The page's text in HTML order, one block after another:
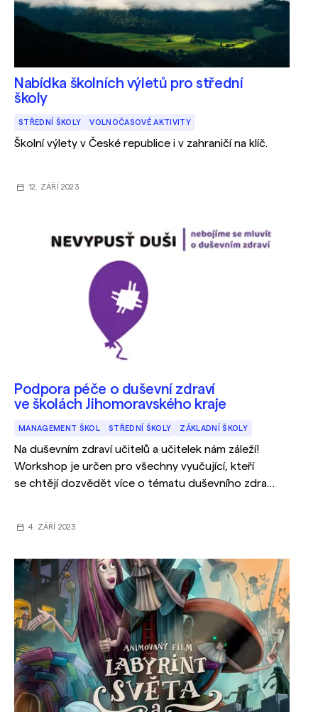
Nabídka školních výletů pro střední
školy
STŘEDNÍ ŠKOLY VOLNOČASOVÉ AKTIVITY
Školní výlety v České republice i v zahraničí na klíč.
12. ZÁŘÍ 2023
Podpora péče o duševní zdraví
ve školách Jihomoravského kraje
MANAGEMENT ŠKOL STŘEDNÍ ŠKOLY ZÁKLADNÍ ŠKOLY
Na duševním zdraví učitelů a učitelek nám záleží!
Workshop je určen pro všechny vyučující, kteří
se chtějí dozvědět více o tématu duševního zdraví
4. ZÁŘÍ 2023